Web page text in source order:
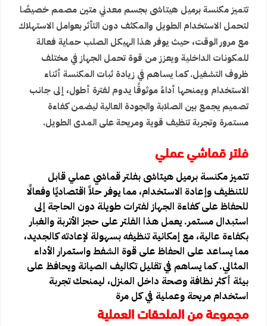
تتميز مكنسة برميل هيتاشى بجسم معدني متين مصمم خصيصًا
لتحمل الاستخدام الطويل والمكثف دون التأثر بعوامل الاستهلاك
مع مرور الوقت، حيث يوفر هذا الهيكل الصلب حماية فعالة
للمكونات الداخلية ويعزز من قوة تحمل الجهاز في مختلف
ظروف التشغيل. كما يساهم في زيادة ثبات المكنسة أثناء
الاستخدام ويمنحها أداءً موثوقًا يدوم لفترة أطول، إلى جانب
تصميم يجمع بين الصلابة والجودة العالية ليضمن كفاءة
مستمرة وتجربة تنظيف قوية ومريحة على المدى الطويل.
فلتر قماشي عملي
تتميز مكنسة برميل هيتاشى بفلتر قماشي عملي قابل
للتنظيف وإعادة الاستخدام، مما يوفر حلاً اقتصاديًا وفعالًا
للحفاظ على كفاءة الجهاز لفترات طويلة دون الحاجة إلى
استبدال مستمر. يعمل هذا الفلتر على حجز الأتربة والغبار
بكفاءة عالية، مع إمكانية تنظيفه بسهولة لإعادته كالجديد،
مما يساعد على الحفاظ على قوة الشفط واستمرار الأداء
المثالي. كما يساهم في تقليل تكاليف الصيانة ويحافظ على
بيئة أكثر نظافة وصحة داخل المنزل، ليمنحك تجربة
استخدام مريحة وعملية في كل مرة
مجموعة من الملحقات العملية